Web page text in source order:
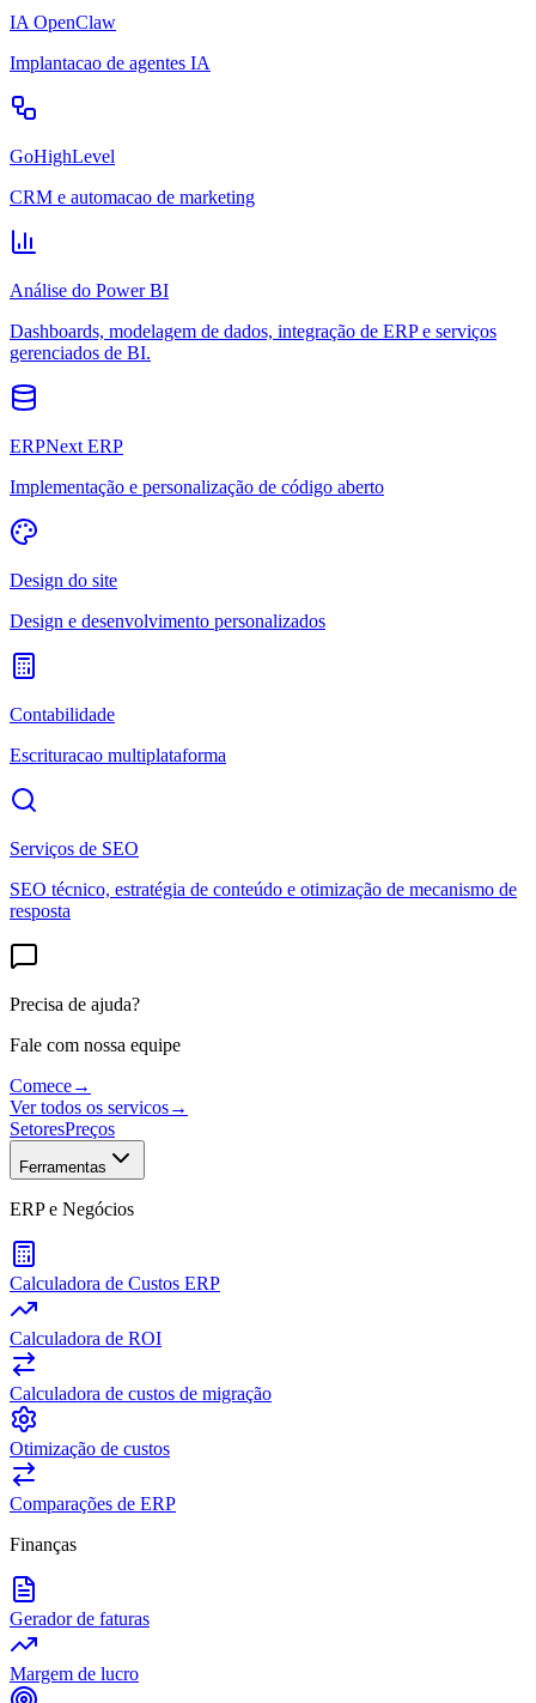
IA OpenClaw
Implantacao de agentes IA
GoHighLevel
CRM e automacao de marketing
Análise do Power BI
Dashboards, modelagem de dados, integração de ERP e serviços
gerenciados de BI.
ERPNext ERP
Implementação e personalização de código aberto
Design do site
Design e desenvolvimento personalizados
Contabilidade
Escrituracao multiplataforma
Serviços de SEO
SEO técnico, estratégia de conteúdo e otimização de mecanismo de
resposta
Precisa de ajuda?
Fale com nossa equipe
Comece→
Ver todos os servicos→
SetoresPreços
Ferramentas
ERP e Negócios
Calculadora de Custos ERP
Calculadora de ROI
Calculadora de custos de migração
Otimização de custos
Comparações de ERP
Finanças
Gerador de faturas
Margem de lucro